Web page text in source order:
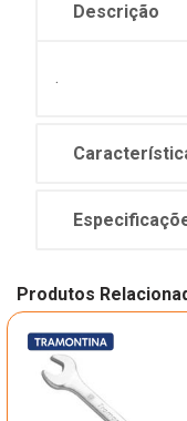
Descrição
.
Produtos